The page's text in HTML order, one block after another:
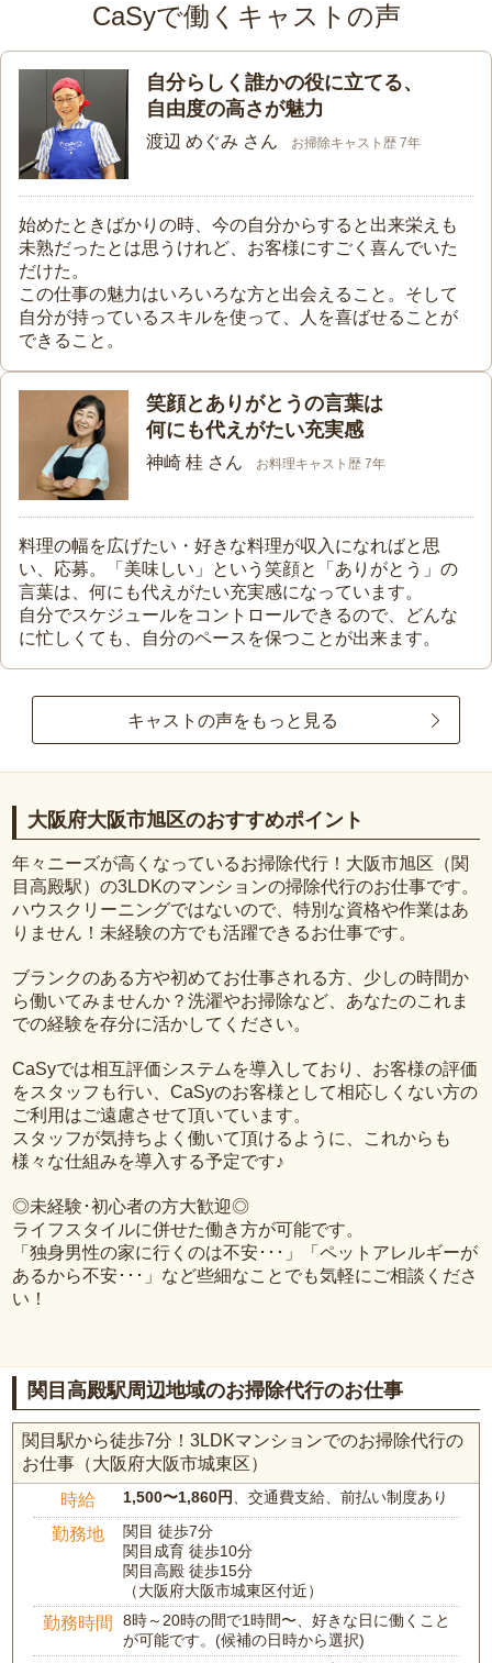
CaSyで働くキャストの声
自分らしく誰かの役に立てる、
自由度の高さが魅力
渡辺 めぐみ さん お掃除キャスト歴 7年
始めたときばかりの時、今の自分からすると出来栄えも
未熟だったとは思うけれど、お客様にすごく喜んでいた
だけた。
この仕事の魅力はいろいろな方と出会えること。そして
自分が持っているスキルを使って、人を喜ばせることが
できること。
笑顔とありがとうの言葉は
何にも代えがたい充実感
神崎 桂 さん お料理キャスト歴 7年
料理の幅を広げたい・好きな料理が収入になればと思
い、応募。「美味しい」という笑顔と「ありがとう」の
言葉は、何にも代えがたい充実感になっています。
自分でスケジュールをコントロールできるので、どんな
に忙しくても、自分のペースを保つことが出来ます。
キャストの声をもっと見る
大阪府大阪市旭区のおすすめポイント
年々ニーズが高くなっているお掃除代行！大阪市旭区（関
目高殿駅）の3LDKのマンションの掃除代行のお仕事です。
ハウスクリーニングではないので、特別な資格や作業はあ
りません！未経験の方でも活躍できるお仕事です。
ブランクのある方や初めてお仕事される方、少しの時間か
ら働いてみませんか？洗濯やお掃除など、あなたのこれま
での経験を存分に活かしてください。
CaSyでは相互評価システムを導入しており、お客様の評価
をスタッフも行い、CaSyのお客様として相応しくない方の
ご利用はご遠慮させて頂いています。
スタッフが気持ちよく働いて頂けるように、これからも
様々な仕組みを導入する予定です♪
◎未経験･初心者の方大歓迎◎
ライフスタイルに併せた働き方が可能です。
「独身男性の家に行くのは不安･･･」「ペットアレルギーが
あるから不安･･･」など些細なことでも気軽にご相談くださ
い！
関目高殿駅周辺地域のお掃除代行のお仕事
関目駅から徒歩7分！3LDKマンションでのお掃除代行の
お仕事（大阪府大阪市城東区）
時給 1,500〜1,860円、交通費支給、前払い制度あり
勤務地
関目 徒歩7分
関目成育 徒歩10分
関目高殿 徒歩15分
（大阪府大阪市城東区付近）
勤務時間
8時～20時の間で1時間〜、好きな日に働くこと
が可能です。(候補の日時から選択)